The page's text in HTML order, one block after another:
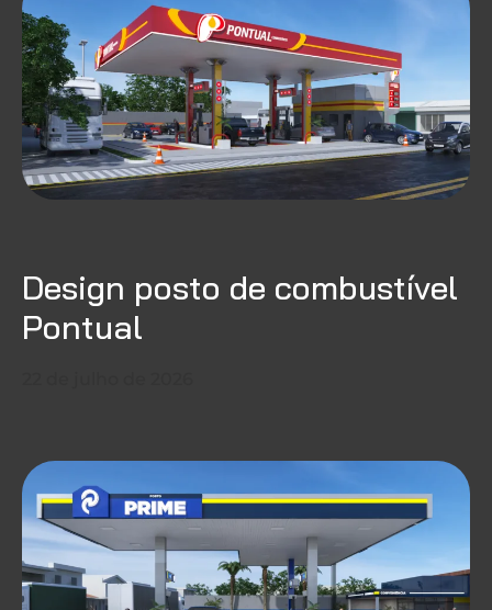
Design posto de combustível
Pontual